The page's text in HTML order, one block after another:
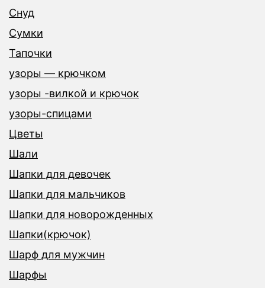
Снуд
Сумки
Тапочки
узоры — крючком
узоры -вилкой и крючок
узоры-спицами
Цветы
Шали
Шапки для девочек
Шапки для мальчиков
Шапки для новорожденных
Шапки(крючок)
Шарф для мужчин
Шарфы